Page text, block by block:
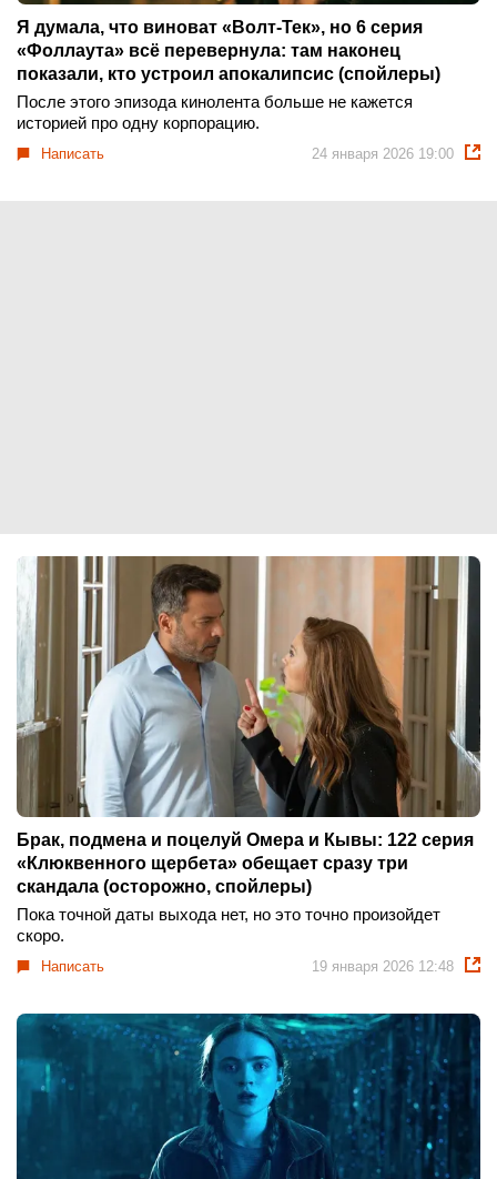
Я думала, что виноват «Волт-Тек», но 6 серия
«Фоллаута» всё перевернула: там наконец
показали, кто устроил апокалипсис (спойлеры)
После этого эпизода кинолента больше не кажется
историей про одну корпорацию.
Написать 24 января 2026 19:00
Брак, подмена и поцелуй Омера и Кывы: 122 серия
«Клюквенного щербета» обещает сразу три
скандала (осторожно, спойлеры)
Пока точной даты выхода нет, но это точно произойдет
скоро.
Написать 19 января 2026 12:48